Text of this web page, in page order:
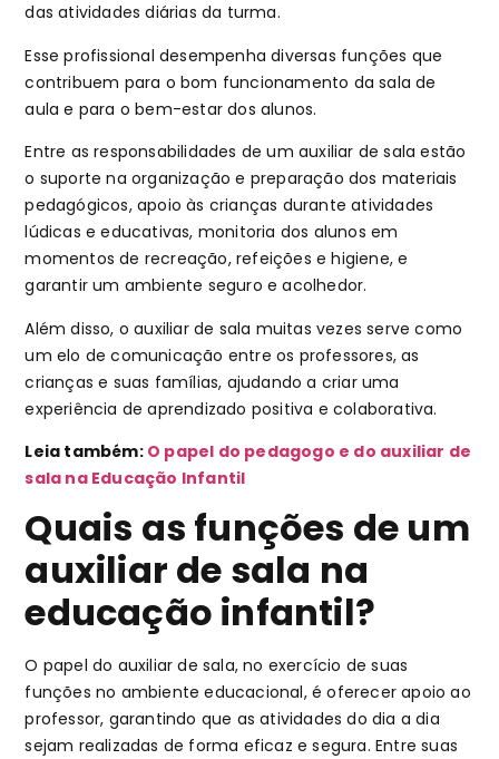
das atividades diárias da turma.
Esse profissional desempenha diversas funções que
contribuem para o bom funcionamento da sala de
aula e para o bem-estar dos alunos.
Entre as responsabilidades de um auxiliar de sala estão
o suporte na organização e preparação dos materiais
pedagógicos, apoio às crianças durante atividades
lúdicas e educativas, monitoria dos alunos em
momentos de recreação, refeições e higiene, e
garantir um ambiente seguro e acolhedor.
Além disso, o auxiliar de sala muitas vezes serve como
um elo de comunicação entre os professores, as
crianças e suas famílias, ajudando a criar uma
experiência de aprendizado positiva e colaborativa.
Leia também: O papel do pedagogo e do auxiliar de
sala na Educação Infantil
Quais as funções de um
auxiliar de sala na
educação infantil?
O papel do auxiliar de sala, no exercício de suas
funções no ambiente educacional, é oferecer apoio ao
professor, garantindo que as atividades do dia a dia
sejam realizadas de forma eficaz e segura. Entre suas